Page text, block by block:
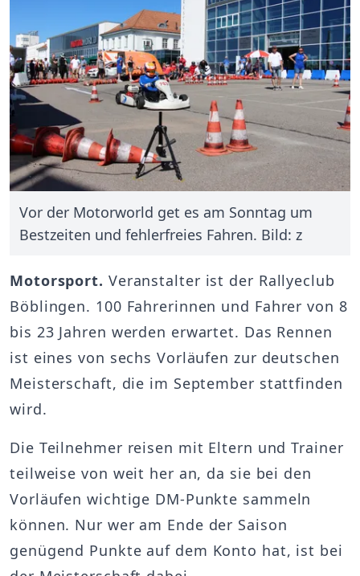
Vor der Motorworld get es am Sonntag um
Bestzeiten und fehlerfreies Fahren. Bild: z
Motorsport. Veranstalter ist der Rallyeclub
Böblingen. 100 Fahrerinnen und Fahrer von 8
bis 23 Jahren werden erwartet. Das Rennen
ist eines von sechs Vorläufen zur deutschen
Meisterschaft, die im September stattfinden
wird.
Die Teilnehmer reisen mit Eltern und Trainer
teilweise von weit her an, da sie bei den
Vorläufen wichtige DM-Punkte sammeln
können. Nur wer am Ende der Saison
genügend Punkte auf dem Konto hat, ist bei